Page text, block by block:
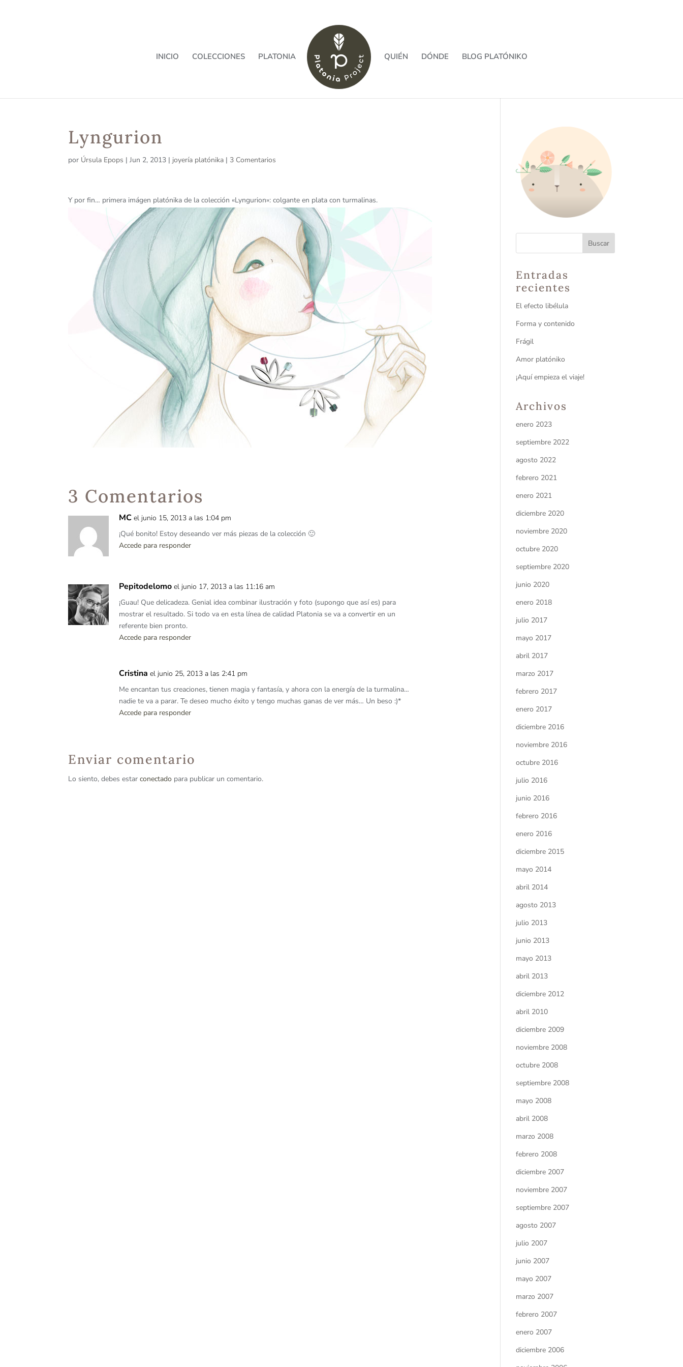
INICIO COLECCIONES PLATONIA QUIÉN DÓNDE BLOG PLATÓNIKO
Lyngurion
por Úrsula Epops |Jun 2, 2013 | joyería platónika | 3 Comentarios
Y por fin… primera imágen platónika de la colección «Lyngurion»: colgante en plata con turmalinas.
3 Comentarios
MC el junio 15, 2013 a las 1:04 pm
¡Qué bonito! Estoy deseando ver más piezas de la colección 🙂
Accede para responder
Pepitodelomo el junio 17, 2013 a las 11:16 am
¡Guau! Que delicadeza. Genial idea combinar ilustración y foto (supongo que así es) para
mostrar el resultado. Si todo va en esta línea de calidad Platonia se va a convertir en un
referente bien pronto.
Accede para responder
Cristina el junio 25, 2013 a las 2:41 pm
Me encantan tus creaciones, tienen magia y fantasía, y ahora con la energía de la turmalina…
nadie te va a parar. Te deseo mucho éxito y tengo muchas ganas de ver más… Un beso :)*
Accede para responder
Enviar comentario
Lo siento, debes estarconectado para publicar un comentario.
Entradas
recientes
El efecto libélula
Forma y contenido
Frágil
Amor platóniko
¡Aquí empieza el viaje!
Archivos
enero 2023
septiembre 2022
agosto 2022
febrero 2021
enero 2021
diciembre 2020
noviembre 2020
octubre 2020
septiembre 2020
junio 2020
enero 2018
julio 2017
mayo 2017
abril 2017
marzo 2017
febrero 2017
enero 2017
diciembre 2016
noviembre 2016
octubre 2016
julio 2016
junio 2016
febrero 2016
enero 2016
diciembre 2015
mayo 2014
abril 2014
agosto 2013
julio 2013
junio 2013
mayo 2013
abril 2013
diciembre 2012
abril 2010
diciembre 2009
noviembre 2008
octubre 2008
septiembre 2008
mayo 2008
abril 2008
marzo 2008
febrero 2008
diciembre 2007
noviembre 2007
septiembre 2007
agosto 2007
julio 2007
junio 2007
mayo 2007
marzo 2007
febrero 2007
enero 2007
diciembre 2006